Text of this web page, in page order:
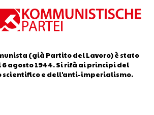
(già Partito del Lavoro) è stato
agosto 1944. Si rifà ai principi del
scientifico e dell'anti-imperialismo.